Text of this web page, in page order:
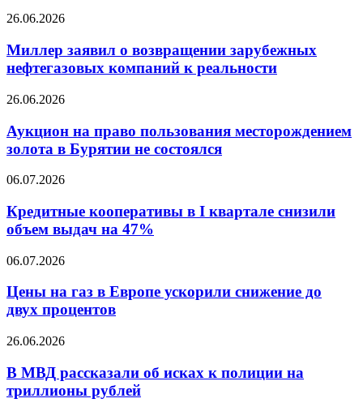
Миллер
о
возвращении
зарубежных
компаний
реальности
26.06.2026
Миллер заявил о возвращении зарубежных
нефтегазовых компаний к реальности
Аукцион
право
пользования
месторождением
в
не
состоялся
26.06.2026
Аукцион на право пользования месторождением
золота в Бурятии не состоялся
Кредитные
в
I
квартале
объем
на
47%
06.07.2026
Кредитные кооперативы в I квартале снизили
объем выдач на 47%
Цены
газ
Европе
снижение
двух
процентов
06.07.2026
Цены на газ в Европе ускорили снижение до
двух процентов
В
рассказали
об
исках
26.06.2026
В МВД рассказали об исках к полиции на
триллионы рублей